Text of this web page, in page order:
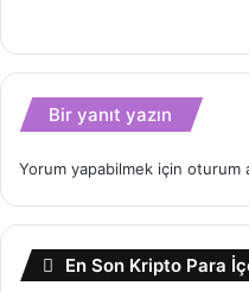
Bir yanıt yazın
Yorum yapabilmek için oturum
En Son Kripto Para